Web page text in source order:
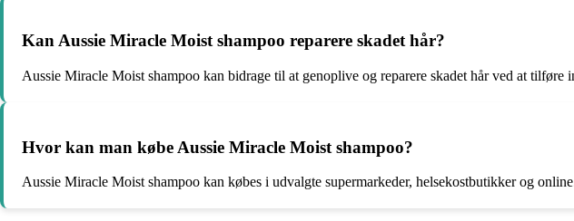
Kan Aussie Miracle Moist shampoo reparere skadet hår?
Aussie Miracle Moist shampoo kan bidrage til at genoplive og reparere skadet hår ved at tilføre
Hvor kan man købe Aussie Miracle Moist shampoo?
Aussie Miracle Moist shampoo kan købes i udvalgte supermarkeder, helsekostbutikker og